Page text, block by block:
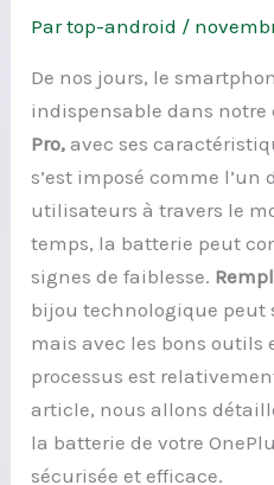
Partop-android /
De nos jours, le
indispensable dans
Pro, avec ses
s’est imposé comme l’un
utilisateurs à travers le
temps, la batterie peut
signes de faiblesse.
bijou technologique
mais avec les bons outils
processus est
article, nous allons
la batterie de votre
sécurisée et efficace.